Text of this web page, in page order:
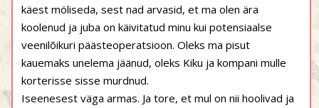
käest möliseda, sest nad arvasid, et ma olen ära
koolenud ja juba on käivitatud minu kui potensiaalse
veenilõikuri päästeoperatsioon. Oleks ma pisut
kauemaks unelema jäänud, oleks Kiku ja kompani mulle
korterisse sisse murdnud.
Iseenesest väga armas. Ja tore, et mul on nii hoolivad ja